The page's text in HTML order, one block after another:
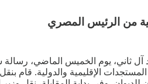
من الرئيس المصري
آل ثاني، يوم الخميس الماضي،
المستجدات الإقليمية والدولية.